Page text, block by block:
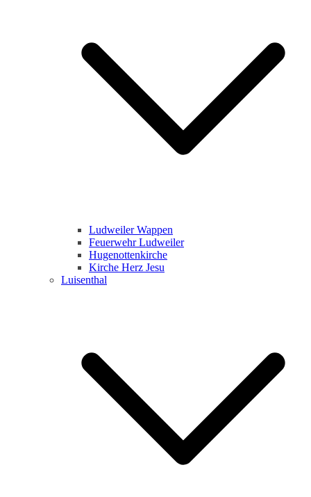
Ludweiler Wappen
Feuerwehr Ludweiler
Hugenottenkirche
Kirche Herz Jesu
Luisenthal